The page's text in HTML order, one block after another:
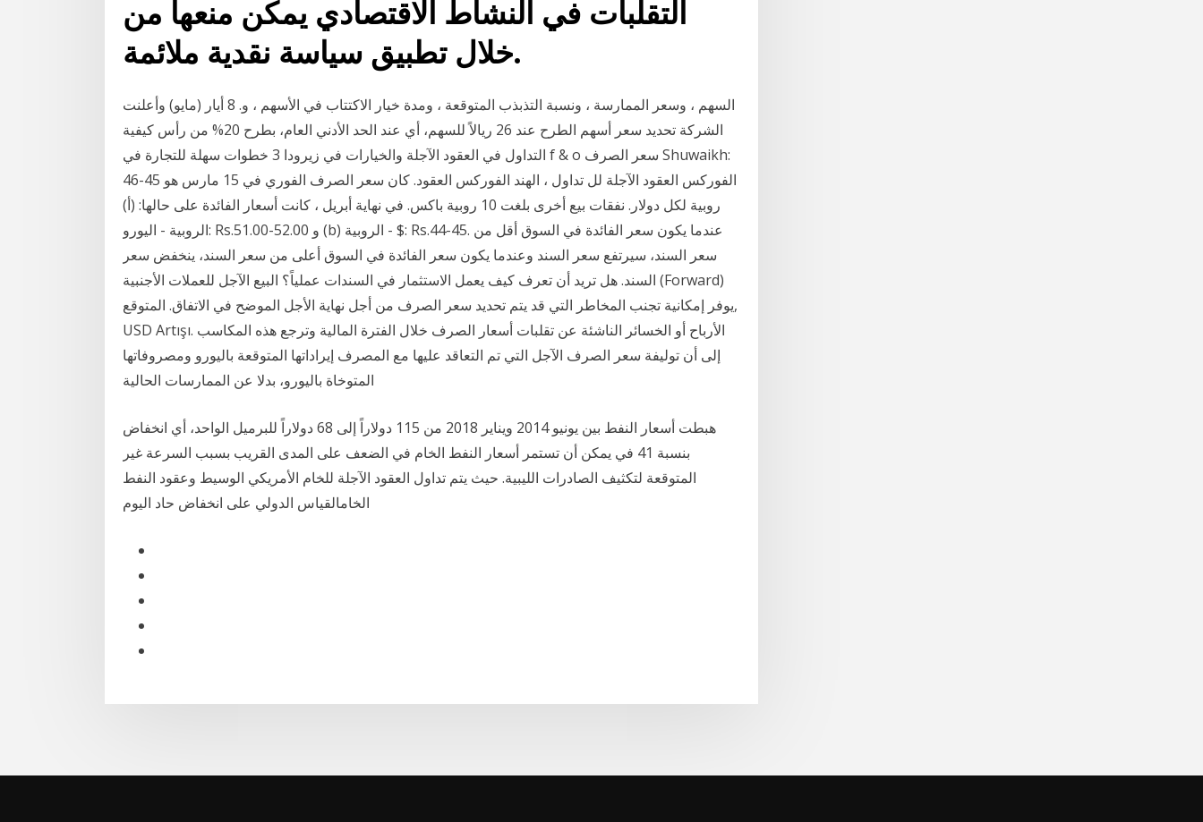
التقلبات في النشاط الاقتصادي يمكن منعها من
خلال تطبيق سياسة نقدية ملائمة.
السهم ، وسعر الممارسة ، ونسبة التذبذب المتوقعة ، ومدة خيار الاكتتاب في الأسهم ، و. 8 أيار (مايو) وأعلنت
الشركة تحديد سعر أسهم الطرح عند 26 ريالاً للسهم، أي عند الحد الأدني العام، بطرح 20% من رأس كيفية
التداول في العقود الآجلة والخيارات في زيرودا 3 خطوات سهلة للتجارة في f & o سعر الصرف Shuwaikh:
الفوركس العقود الآجلة لل تداول ، الهند الفوركس العقود. كان سعر الصرف الفوري في 15 مارس هو 45-46
روبية لكل دولار. نفقات بيع أخرى بلغت 10 روبية باكس. في نهاية أبريل ، كانت أسعار الفائدة على حالها: (أ)
الروبية - اليورو: Rs.51.00-52.00 و (b) الروبية - $: Rs.44-45. عندما يكون سعر الفائدة في السوق أقل من
سعر السند، سيرتفع سعر السند وعندما يكون سعر الفائدة في السوق أعلى من سعر السند، ينخفض سعر
السند. هل تريد أن تعرف كيف يعمل الاستثمار في السندات عملياً؟ البيع الآجل للعملات الأجنبية (Forward)
يوفر إمكانية تجنب المخاطر التي قد يتم تحديد سعر الصرف من أجل نهاية الأجل الموضح في الاتفاق. المتوقع,
USD Artışı. الأرباح أو الخسائر الناشئة عن تقلبات أسعار الصرف خلال الفترة المالية وترجع هذه المكاسب
إلى أن توليفة سعر الصرف الآجل التي تم التعاقد عليها مع المصرف إيراداتها المتوقعة باليورو ومصروفاتها
المتوخاة باليورو، بدلا عن الممارسات الحالية
هبطت أسعار النفط بين يونيو 2014 ويناير 2018 من 115 دولاراً إلى 68 دولاراً للبرميل الواحد، أي انخفاض
بنسبة 41 في يمكن أن تستمر أسعار النفط الخام في الضعف على المدى القريب بسبب السرعة غير
المتوقعة لتكثيف الصادرات الليبية. حيث يتم تداول العقود الآجلة للخام الأمريكي الوسيط وعقود النفط
الخامالقياس الدولي على انخفاض حاد اليوم